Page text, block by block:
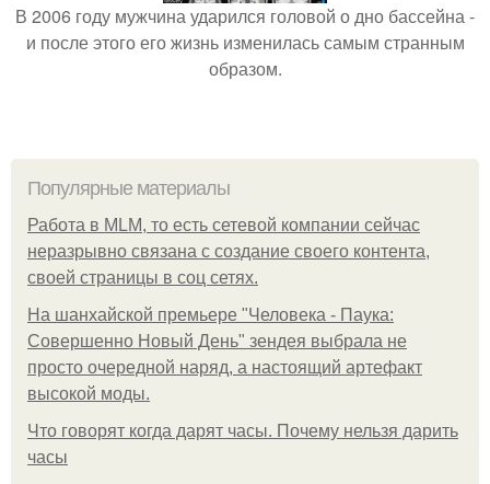
В 2006 году мужчина ударился головой о дно бассейна -
и после этого его жизнь изменилась самым странным
образом.
Популярные материалы
Работа в MLM, то есть сетевой компании сейчас
неразрывно связана с создание своего контента,
своей страницы в соц сетях.
На шанхайской премьере "Человека - Паука:
Совершенно Новый День" зендея выбрала не
просто очередной наряд, а настоящий артефакт
высокой моды.
Что говорят когда дарят часы. Почему нельзя дарить
часы